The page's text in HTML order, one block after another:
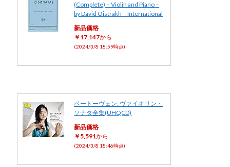
(Complete) – Violin and Piano –
by David Oistrakh – International
新品価格
￥17,147から
(2024/3/8 18:59時点)
ベートーヴェン: ヴァイオリン・
ソナタ全集(UHQCD)
新品価格
￥5,591から
(2024/3/8 18:46時点)